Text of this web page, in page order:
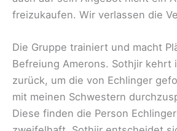
freizukaufen. Wir verlassen die
Die Gruppe trainiert und macht
Befreiung Amerons. Sothjir kehrt
zurück, um die von Echlinger
mit meinen Schwestern
Diese finden die Person